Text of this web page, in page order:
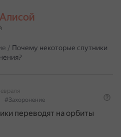
/ Почему некоторые спутники
#Захоронение
переводят на орбиты